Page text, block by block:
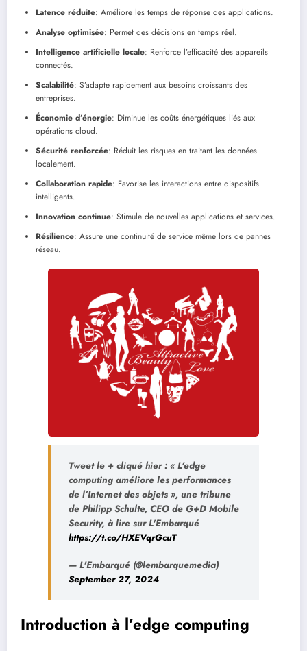
Latence réduite: Améliore les temps de réponse des applications.
Analyse optimisée: Permet des décisions en temps réel.
Intelligence artificielle locale: Renforce l’efficacité des appareils
connectés.
Scalabilité: S’adapte rapidement aux besoins croissants des
entreprises.
Économie d’énergie: Diminue les coûts énergétiques liés aux
opérations cloud.
Sécurité renforcée: Réduit les risques en traitant les données
localement.
Collaboration rapide: Favorise les interactions entre dispositifs
intelligents.
Innovation continue: Stimule de nouvelles applications et services.
Résilience: Assure une continuité de service même lors de pannes
réseau.
Tweet le + cliqué hier : « L’edge
computing améliore les performances
de l’Internet des objets », une tribune
de Philipp Schulte, CEO de G+D Mobile
Security, à lire sur L'Embarqué
https://t.co/HXEVqrGcuT
— L'Embarqué (@lembarquemedia)
September 27, 2024
Introduction à l’edge computing